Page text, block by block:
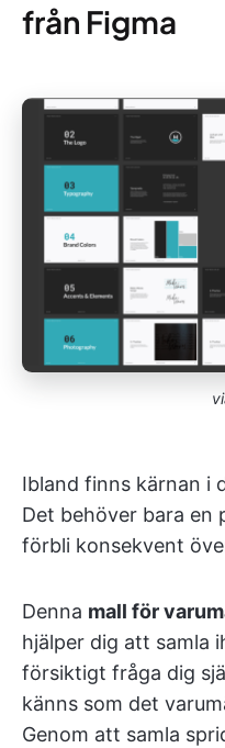
från Figma
Ibland finns kärnan i
Det behöver bara en
förbli konsekvent
Denna mall för
hjälper dig att samla
försiktigt fråga dig
känns som det
Genom att samla